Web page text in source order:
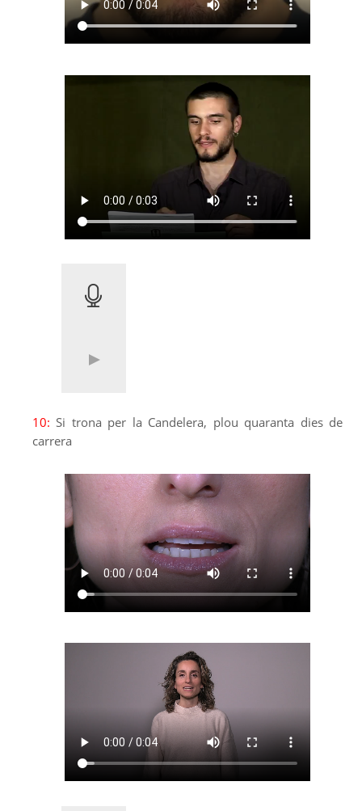
10: Si trona per la Candelera, plou quaranta dies de
carrera